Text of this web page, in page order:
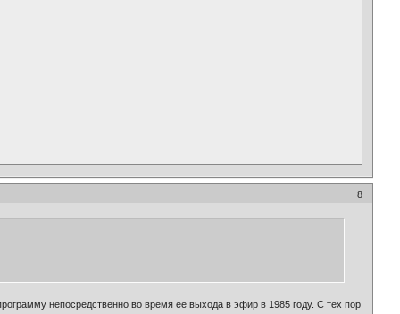
8
непосредственно во время ее выхода в эфир в 1985 году. С тех пор